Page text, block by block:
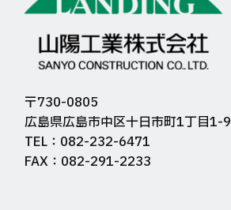
〒730-0805
広島県広島市中区十日市町1丁目1-9
TEL：082-232-6471
FAX：082-291-2233